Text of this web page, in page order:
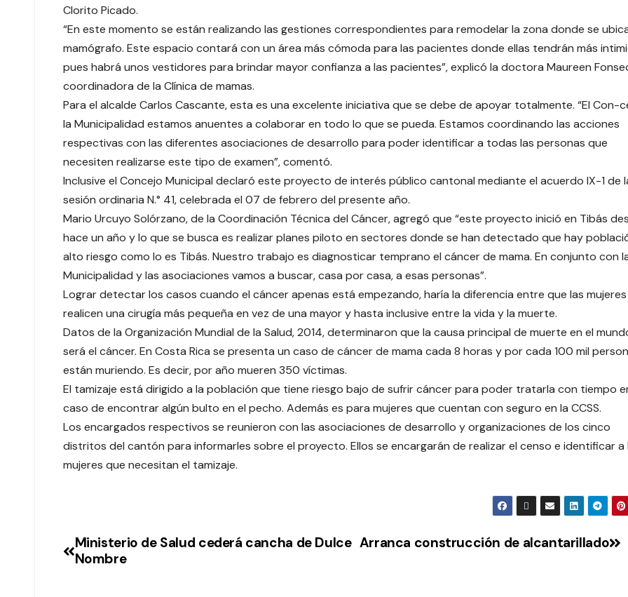
Clorito Picado.
“En este momento se están realizando las gestiones correspondientes para remodelar la zona donde se
mamógrafo. Este espacio contará con un área más cómoda para las pacientes donde ellas tendrán más
pues habrá unos vestidores para brindar mayor confianza a las pacientes”, explicó la doctora Maureen
coordinadora de la Clínica de mamas.
Para el alcalde Carlos Cascante, esta es una excelente iniciativa que se debe de apoyar totalmente. “El Con-
la Municipalidad estamos anuentes a colaborar en todo lo que se pueda. Estamos coordinando las acciones
respectivas con las diferentes asociaciones de desarrollo para poder identificar a todas las personas que
necesiten realizarse este tipo de examen”, comentó.
Inclusive el Concejo Municipal declaró este proyecto de interés público cantonal mediante el acuerdo IX-1 de
sesión ordinaria N.° 41, celebrada el 07 de febrero del presente año.
Mario Urcuyo Solórzano, de la Coordinación Técnica del Cáncer, agregó que “este proyecto inició en Tibás
hace un año y lo que se busca es realizar planes piloto en sectores donde se han detectado que hay
alto riesgo como lo es Tibás. Nuestro trabajo es diagnosticar temprano el cáncer de mama. En conjunto con
Municipalidad y las asociaciones vamos a buscar, casa por casa, a esas personas”.
Lograr detectar los casos cuando el cáncer apenas está empezando, haría la diferencia entre que las
realicen una cirugía más pequeña en vez de una mayor y hasta inclusive entre la vida y la muerte.
Datos de la Organización Mundial de la Salud, 2014, determinaron que la causa principal de muerte en el
será el cáncer. En Costa Rica se presenta un caso de cáncer de mama cada 8 horas y por cada 100 mil
están muriendo. Es decir, por año mueren 350 víctimas.
El tamizaje está dirigido a la población que tiene riesgo bajo de sufrir cáncer para poder tratarla con tiempo
caso de encontrar algún bulto en el pecho. Además es para mujeres que cuentan con seguro en la CCSS.
Los encargados respectivos se reunieron con las asociaciones de desarrollo y organizaciones de los cinco
distritos del cantón para informarles sobre el proyecto. Ellos se encargarán de realizar el censo e identificar a
mujeres que necesitan el tamizaje.
Arranca construcción de alcantarillado
Ministerio de Salud cederá cancha de Dulce
Nombre